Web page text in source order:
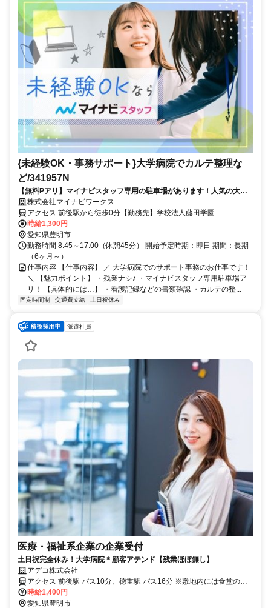
{未経験OK・事務サポート}大学病院でカルテ整理な
ど/341957N
【無料Pアリ】マイナビスタッフ専用の駐車場があります！人気の大学
病院でのオシゴト 事務未経験の方も大歓迎♪ご応募はお早めに！
株式会社マイナビワークス
アクセス 前後駅から徒歩0分【勤務先】学校法人藤田学園
時給1,300円
愛知県豊明市
勤務時間 8:45～17:00（休憩45分） 開始予定時期：即日 期間：長期
（6ヶ月～）
仕事内容 【仕事内容】 ／ 大学病院でのサポート事務のお仕事です！
＼ 【魅力ポイント】 ・残業ナシ♪ ・マイナビスタッフ専用駐車場ア
リ！ 【具体的には…】 ・看護記録などの書類確認 ・カルテの整...
固定時間制 交通費支給 土日祝休み
派遣社員
医療・福祉系企業の企業受付
土日祝完全休み！大学病院＊顧客アテンド【残業ほぼ無し】
アデコ株式会社
アクセス 前後駅 バス10分、徳重駅 バス16分 ※敷地内には食堂の
他、飲食店、コンビニがあります。
時給1,400円
愛知県豊明市